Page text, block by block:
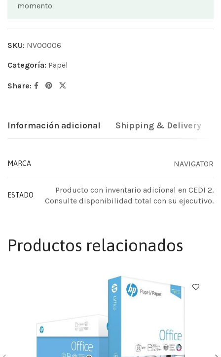
momento
SKU: NV00006
Categoría: Papel
Share:
Información adicional Shipping & Delivery
MARCA NAVIGATOR
ESTADO
Producto con inventario adicional en CEDI 2.
Consulte disponibilidad total con su ejecutivo.
Productos relacionados